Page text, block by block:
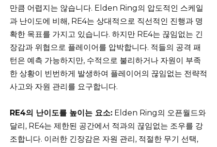
만큼 어렵지는 않습니다. Elden Ring의 압도적인 스케일
과 난이도에 비해, RE4는 상대적으로 직선적인 진행과 명
확한 목표를 가지고 있습니다. 하지만 RE4는 끊임없는 긴
장감과 위협으로 플레이어를 압박합니다. 적들의 공격 패
턴은 예측 가능하지만, 수적으로 불리하거나 자원이 부족
한 상황이 빈번하게 발생하여 플레이어의 끊임없는 전략적
사고와 자원 관리를 요구합니다.
RE4의 난이도를 높이는 요소: Elden Ring의 오픈월드와
달리, RE4는 제한된 공간에서 적과의 끊임없는 조우를 강
조합니다. 이러한 긴장감은 자원 관리, 적절한 무기 선택,